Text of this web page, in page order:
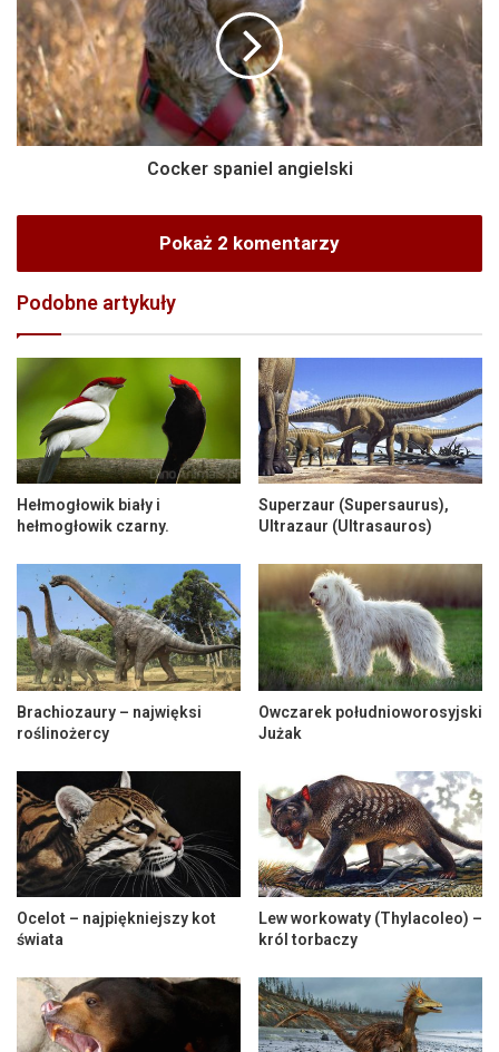
Cocker spaniel angielski
Pokaż 2 komentarzy
Podobne artykuły
Hełmogłowik biały i
hełmogłowik czarny.
Superzaur (Supersaurus),
Ultrazaur (Ultrasauros)
Brachiozaury – najwięksi
roślinożercy
Owczarek południoworosyjski
Jużak
Ocelot – najpiękniejszy kot
świata
Lew workowaty (Thylacoleo) –
król torbaczy